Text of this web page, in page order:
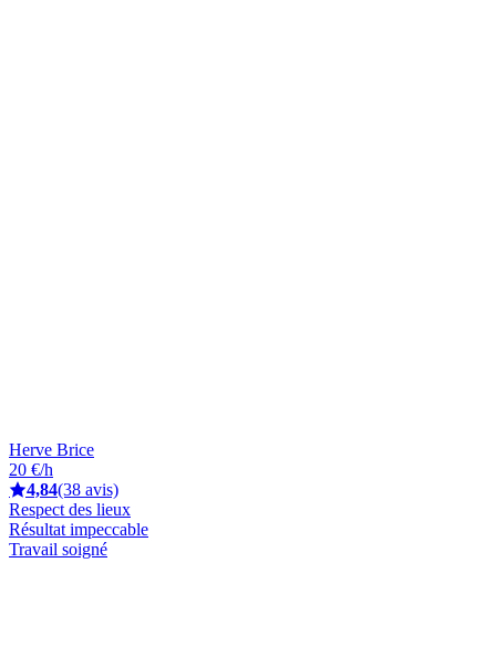
Herve Brice
20 €/h
4,84(38 avis)
Respect des lieux
Résultat impeccable
Travail soigné